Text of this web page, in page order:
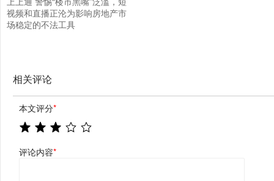
视频和直播正沦为影响房地产市
场稳定的不法工具
相关评论
本文评分*
评论内容*